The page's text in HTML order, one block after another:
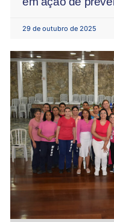
29 de outubro de 2025